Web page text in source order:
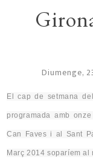
Diumenge,
El cap de setmana
programada amb
Can Faves i al Sant
Març 2014 soparíem